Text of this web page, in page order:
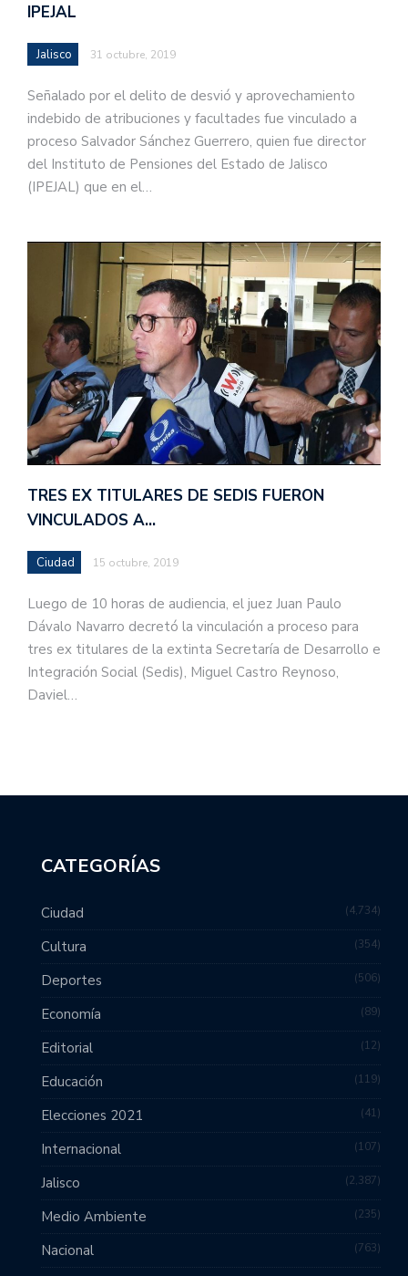
IPEJAL
Jalisco 31 octubre, 2019
Señalado por el delito de desvió y aprovechamiento
indebido de atribuciones y facultades fue vinculado a
proceso Salvador Sánchez Guerrero, quien fue director
del Instituto de Pensiones del Estado de Jalisco
(IPEJAL) que en el…
TRES EX TITULARES DE SEDIS FUERON
VINCULADOS A…
Ciudad 15 octubre, 2019
Luego de 10 horas de audiencia, el juez Juan Paulo
Dávalo Navarro decretó la vinculación a proceso para
tres ex titulares de la extinta Secretaría de Desarrollo e
Integración Social (Sedis), Miguel Castro Reynoso,
Daviel…
CATEGORÍAS
Ciudad 4,734
Cultura 354
Deportes 506
Economía 89
Editorial 12
Educación 119
Elecciones 2021 41
Internacional 107
Jalisco 2,387
Medio Ambiente 235
Nacional 763